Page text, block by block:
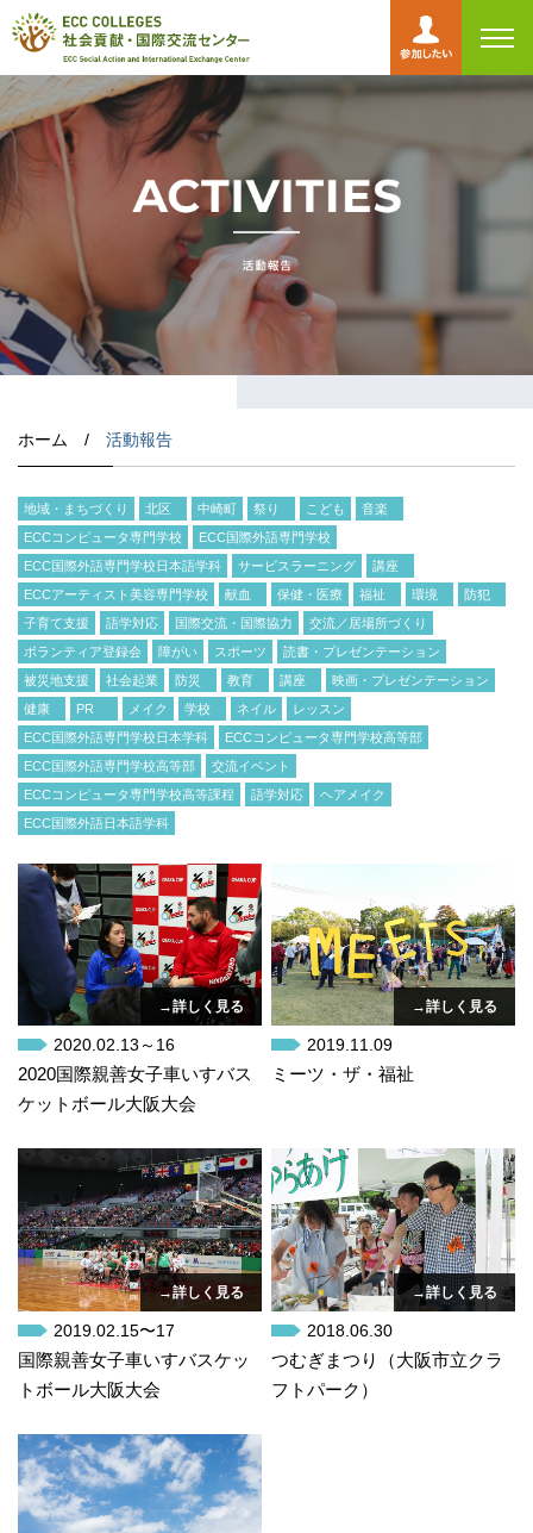
ホーム / 活動報告
地域・まちづくり 北区 中崎町 祭り こども
音楽
ECCコンピュータ専門学校
ECC国際外語専門学校
ECC国際外語専門学校日本語学科
サービスラーニング
講座
ECCアーティスト美容専門学校
献血 保健・医療 福祉 環境
防犯
子育て支援
語学対応 国際交流・国際協力
交流／居場所づくり
ボランティア登録会
障がい スポーツ
読書・プレゼンテーション
被災地支援
社会起業 防災 教育 講座
映画・プレゼンテーション
健康
PR メイク 学校 ネイル
レッスン
ECC国際外語専門学校日本学科
ECCコンピュータ専門学校高等部
ECC国際外語専門学校高等部
交流イベント
ECCコンピュータ専門学校高等課程
語学対応
ヘアメイク
ECC国際外語日本語学科
→詳しく見る
2020.02.13～16
2020国際親善女子車いすバス
ケットボール大阪大会
→詳しく見る
2019.11.09
ミーツ・ザ・福祉
→詳しく見る
2019.02.15〜17
国際親善女子車いすバスケッ
トボール大阪大会
→詳しく見る
2018.06.30
つむぎまつり（大阪市立クラ
フトパーク）